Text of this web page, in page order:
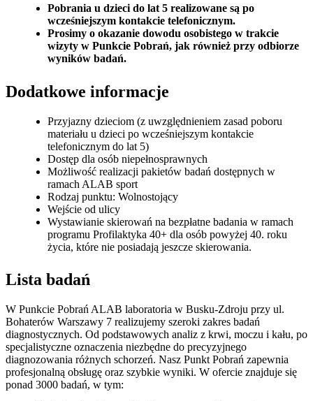
Pobrania u dzieci do lat 5 realizowane są po
wcześniejszym kontakcie telefonicznym.
Prosimy o okazanie dowodu osobistego w trakcie
wizyty w Punkcie Pobrań, jak również przy odbiorze
wyników badań.
Dodatkowe informacje
Przyjazny dzieciom (z uwzględnieniem zasad poboru
materiału u dzieci po wcześniejszym kontakcie
telefonicznym do lat 5)
Dostęp dla osób niepełnosprawnych
Możliwość realizacji pakietów badań dostępnych w
ramach ALAB sport
Rodzaj punktu: Wolnostojący
Wejście od ulicy
Wystawianie skierowań na bezpłatne badania w ramach
programu Profilaktyka 40+ dla osób powyżej 40. roku
życia, które nie posiadają jeszcze skierowania.
Lista badań
W Punkcie Pobrań ALAB laboratoria w Busku-Zdroju przy ul.
Bohaterów Warszawy 7 realizujemy szeroki zakres badań
diagnostycznych. Od podstawowych analiz z krwi, moczu i kału, po
specjalistyczne oznaczenia niezbędne do precyzyjnego
diagnozowania różnych schorzeń. Nasz Punkt Pobrań zapewnia
profesjonalną obsługę oraz szybkie wyniki. W ofercie znajduje się
ponad 3000 badań, w tym: